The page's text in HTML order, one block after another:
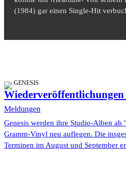
(1984) gar einen Single-Hit
GENESIS
Meldungen
Genesis werden ihre Studio-Alben ab
Gramm-Vinyl neu auflegen. Die
Terminen im August und September